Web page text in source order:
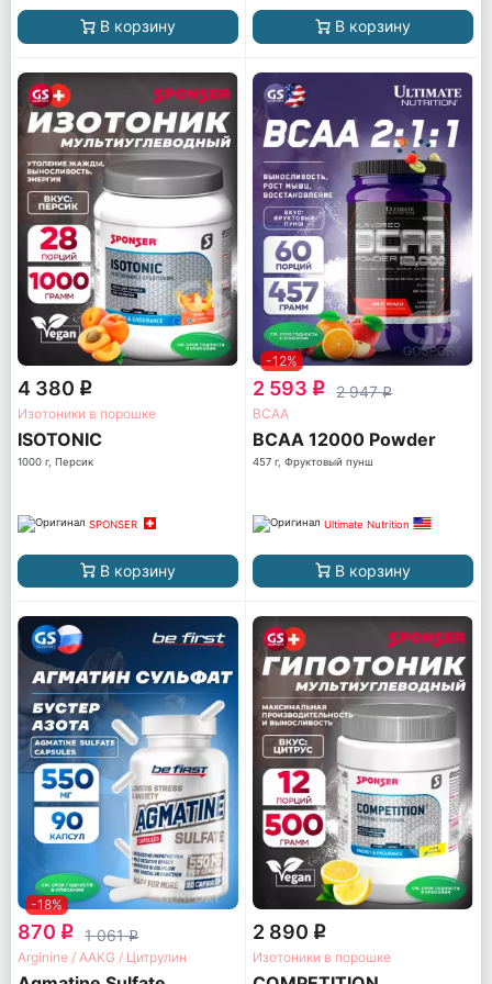
В корзину В корзину
4 380 q
Изотоники в порошке
ISOTONIC
1000 г, Персик
SPONSER
В корзину
-12%
2 593 q 2 947q
ВСАА
BCAA 12000 Powder
457 г, Фруктовый пунш
Ultimate Nutrition
В корзину
-18%
870 q 1 061q
Arginine / AAKG / Цитрулин
2 890 q
Изотоники в порошке